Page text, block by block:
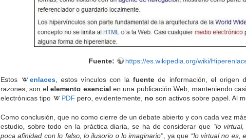
Fuente: https://es.wikipedia.org/wiki/
Estos enlaces, estos vínculos con lafuente de información, el origen
razones, son elelemento esencial en una publicación Web, manteniendo
electrónicas tipo
PDF pero, evidentemente, no son activos sobre papel. Al
Como conclusión, que no como cierre de un debate abierto y con cada vez
estudio, sobre todo en la práctica diaria, se ha de considerar que “lo
poca afinidad con lo falso, lo ilusorio o lo imaginario” , ya que “lo virtual no es,